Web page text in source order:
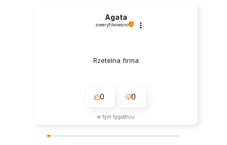
Agata
zweryfikowano
Rzetelna firma
0 0
w tym tygodniu